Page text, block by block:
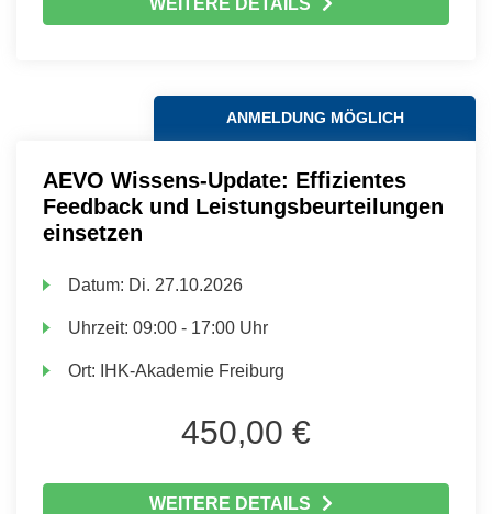
WEITERE DETAILS
ANMELDUNG MÖGLICH
AEVO Wissens-Update: Effizientes
Feedback und Leistungsbeurteilungen
einsetzen
Datum: Di. 27.10.2026
Uhrzeit:09:00 - 17:00 Uhr
Ort: IHK-Akademie Freiburg
450,00 €
WEITERE DETAILS